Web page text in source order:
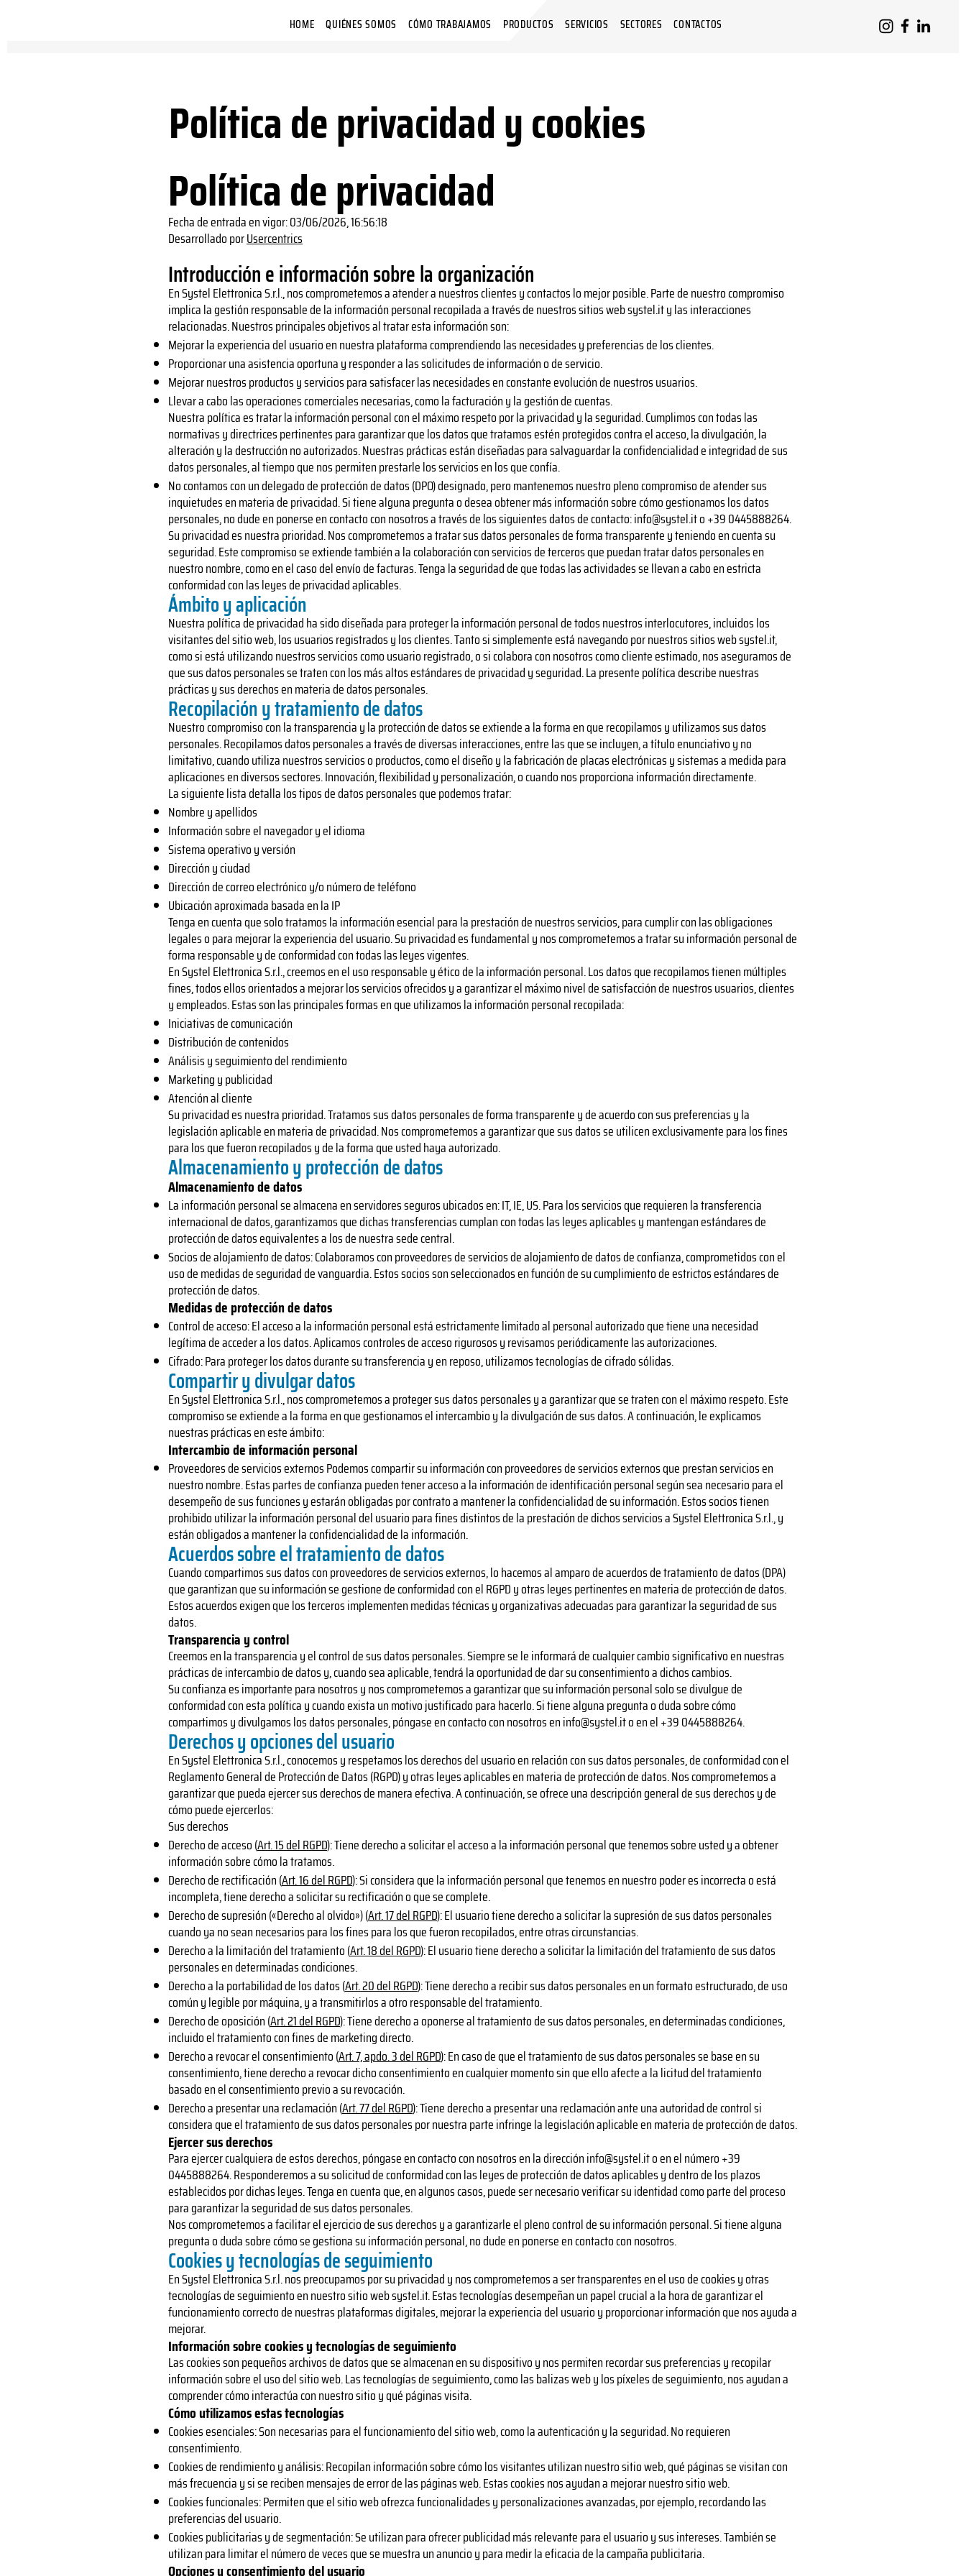
HOME QUIÉNES SOMOS CÓMO TRABAJAMOS PRODUCTOS SERVICIOS SECTORES CONTACTOS
Política de privacidad y cookies
Política de privacidad
Fecha de entrada en vigor: 03/06/2026, 16:56:18
Desarrollado porUsercentrics
Introducción e información sobre la organización
En Systel Elettronica S.r.l., nos comprometemos a atender a nuestros clientes y contactos lo mejor posible. Parte de nuestro compromiso
implica la gestión responsable de la información personal recopilada a través de nuestros sitios web systel.it y las interacciones
relacionadas. Nuestros principales objetivos al tratar esta información son:
Mejorar la experiencia del usuario en nuestra plataforma comprendiendo las necesidades y preferencias de los clientes.
Proporcionar una asistencia oportuna y responder a las solicitudes de información o de servicio.
Mejorar nuestros productos y servicios para satisfacer las necesidades en constante evolución de nuestros usuarios.
Llevar a cabo las operaciones comerciales necesarias, como la facturación y la gestión de cuentas.
Nuestra política es tratar la información personal con el máximo respeto por la privacidad y la seguridad. Cumplimos con todas las
normativas y directrices pertinentes para garantizar que los datos que tratamos estén protegidos contra el acceso, la divulgación, la
alteración y la destrucción no autorizados. Nuestras prácticas están diseñadas para salvaguardar la confidencialidad e integridad de sus
datos personales, al tiempo que nos permiten prestarle los servicios en los que confía.
No contamos con un delegado de protección de datos (DPO) designado, pero mantenemos nuestro pleno compromiso de atender sus
inquietudes en materia de privacidad. Si tiene alguna pregunta o desea obtener más información sobre cómo gestionamos los datos
personales, no dude en ponerse en contacto con nosotros a través de los siguientes datos de contacto:info@systel.ito +39 0445888264.
Su privacidad es nuestra prioridad. Nos comprometemos a tratar sus datos personales de forma transparente y teniendo en cuenta su
seguridad. Este compromiso se extiende también a la colaboración con servicios de terceros que puedan tratar datos personales en
nuestro nombre, como en el caso del envío de facturas. Tenga la seguridad de que todas las actividades se llevan a cabo en estricta
conformidad con las leyes de privacidad aplicables.
Ámbito y aplicación
Nuestra política de privacidad ha sido diseñada para proteger la información personal de todos nuestros interlocutores, incluidos los
visitantes del sitio web, los usuarios registrados y los clientes. Tanto si simplemente está navegando por nuestros sitios web systel.it,
como si está utilizando nuestros servicios como usuario registrado, o si colabora con nosotros como cliente estimado, nos aseguramos de
que sus datos personales se traten con los más altos estándares de privacidad y seguridad. La presente política describe nuestras
prácticas y sus derechos en materia de datos personales.
Recopilación y tratamiento de datos
Nuestro compromiso con la transparencia y la protección de datos se extiende a la forma en que recopilamos y utilizamos sus datos
personales. Recopilamos datos personales a través de diversas interacciones, entre las que se incluyen, a título enunciativo y no
limitativo, cuando utiliza nuestros servicios o productos, como el diseño y la fabricación de placas electrónicas y sistemas a medida para
aplicaciones en diversos sectores. Innovación, flexibilidad y personalización, o cuando nos proporciona información directamente.
La siguiente lista detalla los tipos de datos personales que podemos tratar:
Nombre y apellidos
Información sobre el navegador y el idioma
Sistema operativo y versión
Dirección y ciudad
Dirección de correo electrónico y/o número de teléfono
Ubicación aproximada basada en la IP
Tenga en cuenta que solo tratamos la información esencial para la prestación de nuestros servicios, para cumplir con las obligaciones
legales o para mejorar la experiencia del usuario. Su privacidad es fundamental y nos comprometemos a tratar su información personal de
forma responsable y de conformidad con todas las leyes vigentes.
En Systel Elettronica S.r.l., creemos en el uso responsable y ético de la información personal. Los datos que recopilamos tienen múltiples
fines, todos ellos orientados a mejorar los servicios ofrecidos y a garantizar el máximo nivel de satisfacción de nuestros usuarios, clientes
y empleados. Estas son las principales formas en que utilizamos la información personal recopilada:
Iniciativas de comunicación
Distribución de contenidos
Análisis y seguimiento del rendimiento
Marketing y publicidad
Atención al cliente
Su privacidad es nuestra prioridad. Tratamos sus datos personales de forma transparente y de acuerdo con sus preferencias y la
legislación aplicable en materia de privacidad. Nos comprometemos a garantizar que sus datos se utilicen exclusivamente para los fines
para los que fueron recopilados y de la forma que usted haya autorizado.
Almacenamiento y protección de datos
Almacenamiento de datos
La información personal se almacena en servidores seguros ubicados en: IT, IE, US. Para los servicios que requieren la transferencia
internacional de datos, garantizamos que dichas transferencias cumplan con todas las leyes aplicables y mantengan estándares de
protección de datos equivalentes a los de nuestra sede central.
Socios de alojamiento de datos: Colaboramos con proveedores de servicios de alojamiento de datos de confianza, comprometidos con el
uso de medidas de seguridad de vanguardia. Estos socios son seleccionados en función de su cumplimiento de estrictos estándares de
protección de datos.
Medidas de protección de datos
Control de acceso: El acceso a la información personal está estrictamente limitado al personal autorizado que tiene una necesidad
legítima de acceder a los datos. Aplicamos controles de acceso rigurosos y revisamos periódicamente las autorizaciones.
Cifrado: Para proteger los datos durante su transferencia y en reposo, utilizamos tecnologías de cifrado sólidas.
Compartir y divulgar datos
En Systel Elettronica S.r.l., nos comprometemos a proteger sus datos personales y a garantizar que se traten con el máximo respeto. Este
compromiso se extiende a la forma en que gestionamos el intercambio y la divulgación de sus datos. A continuación, le explicamos
nuestras prácticas en este ámbito:
Intercambio de información personal
Proveedores de servicios externos Podemos compartir su información con proveedores de servicios externos que prestan servicios en
nuestro nombre. Estas partes de confianza pueden tener acceso a la información de identificación personal según sea necesario para el
desempeño de sus funciones y estarán obligadas por contrato a mantener la confidencialidad de su información. Estos socios tienen
prohibido utilizar la información personal del usuario para fines distintos de la prestación de dichos servicios a Systel Elettronica S.r.l., y
están obligados a mantener la confidencialidad de la información.
Acuerdos sobre el tratamiento de datos
Cuando compartimos sus datos con proveedores de servicios externos, lo hacemos al amparo de acuerdos de tratamiento de datos (DPA)
que garantizan que su información se gestione de conformidad con el RGPD y otras leyes pertinentes en materia de protección de datos.
Estos acuerdos exigen que los terceros implementen medidas técnicas y organizativas adecuadas para garantizar la seguridad de sus
datos.
Transparencia y control
Creemos en la transparencia y el control de sus datos personales. Siempre se le informará de cualquier cambio significativo en nuestras
prácticas de intercambio de datos y, cuando sea aplicable, tendrá la oportunidad de dar su consentimiento a dichos cambios.
Su confianza es importante para nosotros y nos comprometemos a garantizar que su información personal solo se divulgue de
conformidad con esta política y cuando exista un motivo justificado para hacerlo. Si tiene alguna pregunta o duda sobre cómo
compartimos y divulgamos los datos personales, póngase en contacto con nosotros eninfo@systel.ito en el +39 0445888264.
Derechos y opciones del usuario
En Systel Elettronica S.r.l., conocemos y respetamos los derechos del usuario en relación con sus datos personales, de conformidad con el
Reglamento General de Protección de Datos (RGPD) y otras leyes aplicables en materia de protección de datos. Nos comprometemos a
garantizar que pueda ejercer sus derechos de manera efectiva. A continuación, se ofrece una descripción general de sus derechos y de
cómo puede ejercerlos:
Sus derechos
Derecho de acceso (Art. 15 del RGPD): Tiene derecho a solicitar el acceso a la información personal que tenemos sobre usted y a obtener
información sobre cómo la tratamos.
Derecho de rectificación (Art. 16 del RGPD): Si considera que la información personal que tenemos en nuestro poder es incorrecta o está
incompleta, tiene derecho a solicitar su rectificación o que se complete.
Derecho de supresión («Derecho al olvido») (Art. 17 del RGPD): El usuario tiene derecho a solicitar la supresión de sus datos personales
cuando ya no sean necesarios para los fines para los que fueron recopilados, entre otras circunstancias.
Derecho a la limitación del tratamiento (Art. 18 del RGPD): El usuario tiene derecho a solicitar la limitación del tratamiento de sus datos
personales en determinadas condiciones.
Derecho a la portabilidad de los datos (Art. 20 del RGPD): Tiene derecho a recibir sus datos personales en un formato estructurado, de uso
común y legible por máquina, y a transmitirlos a otro responsable del tratamiento.
Derecho de oposición (Art. 21 del RGPD): Tiene derecho a oponerse al tratamiento de sus datos personales, en determinadas condiciones,
incluido el tratamiento con fines de marketing directo.
Derecho a revocar el consentimiento (Art. 7, apdo. 3 del RGPD): En caso de que el tratamiento de sus datos personales se base en su
consentimiento, tiene derecho a revocar dicho consentimiento en cualquier momento sin que ello afecte a la licitud del tratamiento
basado en el consentimiento previo a su revocación.
Derecho a presentar una reclamación (Art. 77 del RGPD): Tiene derecho a presentar una reclamación ante una autoridad de control si
considera que el tratamiento de sus datos personales por nuestra parte infringe la legislación aplicable en materia de protección de datos.
Ejercer sus derechos
Para ejercer cualquiera de estos derechos, póngase en contacto con nosotros en la direccióninfo@systel.ito en el número +39
0445888264. Responderemos a su solicitud de conformidad con las leyes de protección de datos aplicables y dentro de los plazos
establecidos por dichas leyes. Tenga en cuenta que, en algunos casos, puede ser necesario verificar su identidad como parte del proceso
para garantizar la seguridad de sus datos personales.
Nos comprometemos a facilitar el ejercicio de sus derechos y a garantizarle el pleno control de su información personal. Si tiene alguna
pregunta o duda sobre cómo se gestiona su información personal, no dude en ponerse en contacto con nosotros.
Cookies y tecnologías de seguimiento
En Systel Elettronica S.r.l. nos preocupamos por su privacidad y nos comprometemos a ser transparentes en el uso de cookies y otras
tecnologías de seguimiento en nuestro sitio web systel.it. Estas tecnologías desempeñan un papel crucial a la hora de garantizar el
funcionamiento correcto de nuestras plataformas digitales, mejorar la experiencia del usuario y proporcionar información que nos ayuda a
mejorar.
Información sobre cookies y tecnologías de seguimiento
Las cookies son pequeños archivos de datos que se almacenan en su dispositivo y nos permiten recordar sus preferencias y recopilar
información sobre el uso del sitio web. Las tecnologías de seguimiento, como las balizas web y los píxeles de seguimiento, nos ayudan a
comprender cómo interactúa con nuestro sitio y qué páginas visita.
Cómo utilizamos estas tecnologías
Cookies esenciales: Son necesarias para el funcionamiento del sitio web, como la autenticación y la seguridad. No requieren
consentimiento.
Cookies de rendimiento y análisis: Recopilan información sobre cómo los visitantes utilizan nuestro sitio web, qué páginas se visitan con
más frecuencia y si se reciben mensajes de error de las páginas web. Estas cookies nos ayudan a mejorar nuestro sitio web.
Cookies funcionales: Permiten que el sitio web ofrezca funcionalidades y personalizaciones avanzadas, por ejemplo, recordando las
preferencias del usuario.
Cookies publicitarias y de segmentación: Se utilizan para ofrecer publicidad más relevante para el usuario y sus intereses. También se
utilizan para limitar el número de veces que se muestra un anuncio y para medir la eficacia de la campaña publicitaria.
Opciones y consentimiento del usuario